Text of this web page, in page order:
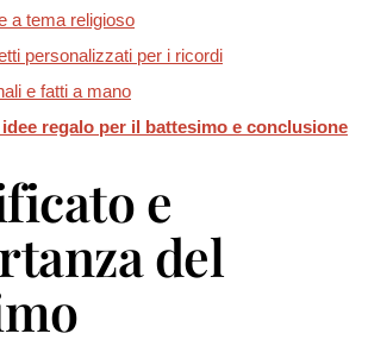
a tema religioso
personalizzati per i ricordi
e fatti a mano
regalo per il battesimo e conclusione
e
del